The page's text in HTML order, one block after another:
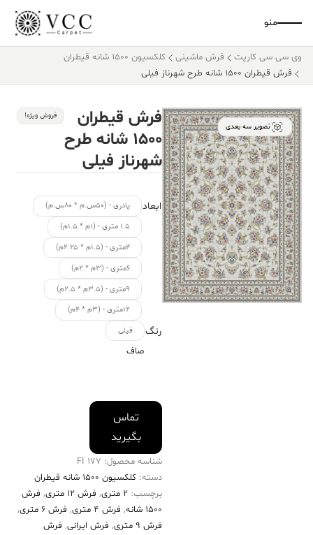
منو
وی سی سی کارپت فرش ماشینی
کلکسیون ۱۵۰۰ شانه قیطران
فرش قیطران ۱۵۰۰ شانه طرح شهرناز فیلی
تصویر سه بعدی
فرش قیطران
۱۵۰۰ شانه طرح
شهرناز فیلی
فروش ویژه!
ابعاد
پادری - (۵۰س.م * ۸۰س.م)
۱.۵ متری - (۱م * ۱.۵م)
۴متری - (۱.۵م * ۲.۲۵م)
۶متری - (۳م * ۲م)
۹متری - (۳.۵م * ۲.۵م)
۱۲متری - (۳م * ۴م)
رنگ فیلی
صاف
تماس
بگیرید
شناسه محصول: 177 FI
دسته: کلکسیون ۱۵۰۰ شانه قیطران
برچسب: 2 متری , فرش 12 متری , فرش
۱۵۰۰ شانه
, فرش 4 متری , فرش 6 متری
,
فرش 9 متری
, فرش ایرانی, فرش